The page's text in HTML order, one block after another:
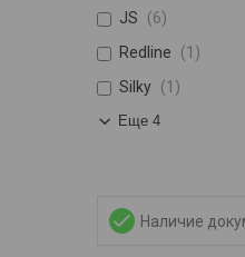
JS
6
Redline
1
Silky
1
Еще 4
Наличие